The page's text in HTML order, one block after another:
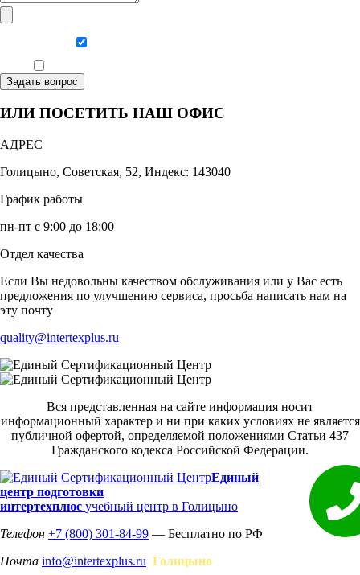
Задать вопрос
ИЛИ ПОСЕТИТЬ НАШ ОФИС
АДРЕС
Голицыно, Советская, 52, Индекс: 143040
График работы
пн-пт с 9:00 до 18:00
Отдел качества
Если Вы недовольны качеством обслуживания или у Вас есть
предложения по улучшению сервиса, просьба написать нам на
эту почту
quality@intertexplus.ru
Вся представленная на сайте информация носит
информационный характер и ни при каких условиях не является
публичной офертой, определяемой положениями Статьи 437
Гражданского кодекса Российской Федерации.
Единый
центр подготовки
интертехплюс учебный центр в Голицыно
Телефон +7 (800) 301-84-99 — Бесплатно по РФ
Почта info@intertexplus.ru Голицыно